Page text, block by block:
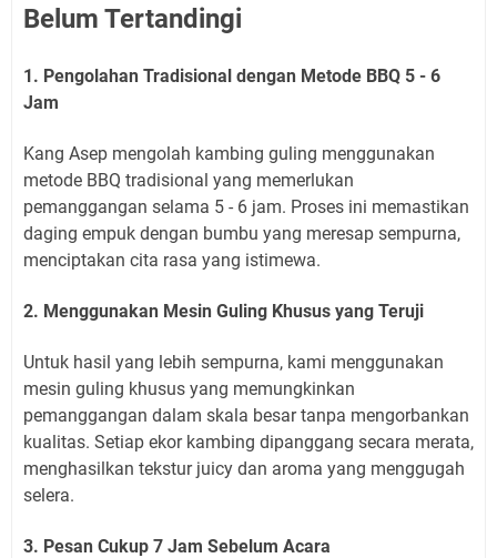
Belum Tertandingi
1. Pengolahan Tradisional dengan Metode BBQ 5 - 6
Jam
Kang Asep mengolah kambing guling menggunakan
metode BBQ tradisional yang memerlukan
pemanggangan selama 5 - 6 jam. Proses ini memastikan
daging empuk dengan bumbu yang meresap sempurna,
menciptakan cita rasa yang istimewa.
2. Menggunakan Mesin Guling Khusus yang Teruji
Untuk hasil yang lebih sempurna, kami menggunakan
mesin guling khusus yang memungkinkan
pemanggangan dalam skala besar tanpa mengorbankan
kualitas. Setiap ekor kambing dipanggang secara merata,
menghasilkan tekstur juicy dan aroma yang menggugah
selera.
3. Pesan Cukup 7 Jam Sebelum Acara